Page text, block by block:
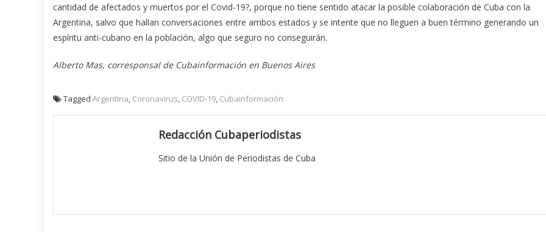
cantidad de afectados y muertos por el Covid-19?, porque no tiene sentido atacar la posible colaboración de Cuba con la
Argentina, salvo que hallan conversaciones entre ambos estados y se intente que no lleguen a buen término generando un
espíritu anti-cubano en la población, algo que seguro no conseguirán.
Alberto Mas, corresponsal de Cubainformación en Buenos Aires
Tagged Argentina, Coronavirus, COVID-19, Cubainformación
Redacción Cubaperiodistas
Sitio de la Unión de Periodistas de Cuba